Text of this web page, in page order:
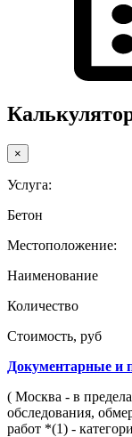
×
Услуга:
Бетон
Местоположение:
Наименование
Количество
Стоимость, руб
Документарные и
( Москва - в
обследования,
работ *(1) -